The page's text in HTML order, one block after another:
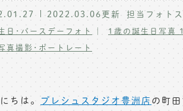
2022.03.06更新 担当フォト
日･バースデーフォト 1歳の誕生日写真
真撮影･ポートレート
ちは。 プレシュスタジオ豊洲店の町田